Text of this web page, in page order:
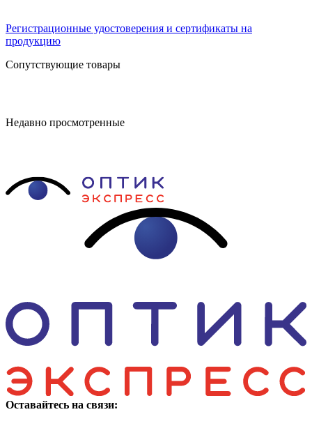
Регистрационные удостоверения и сертификаты на
продукцию
Сопутствующие товары
Недавно просмотренные
Оставайтесь на связи: